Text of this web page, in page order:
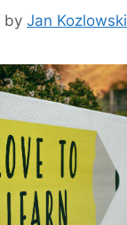
by Jan Kozlowski